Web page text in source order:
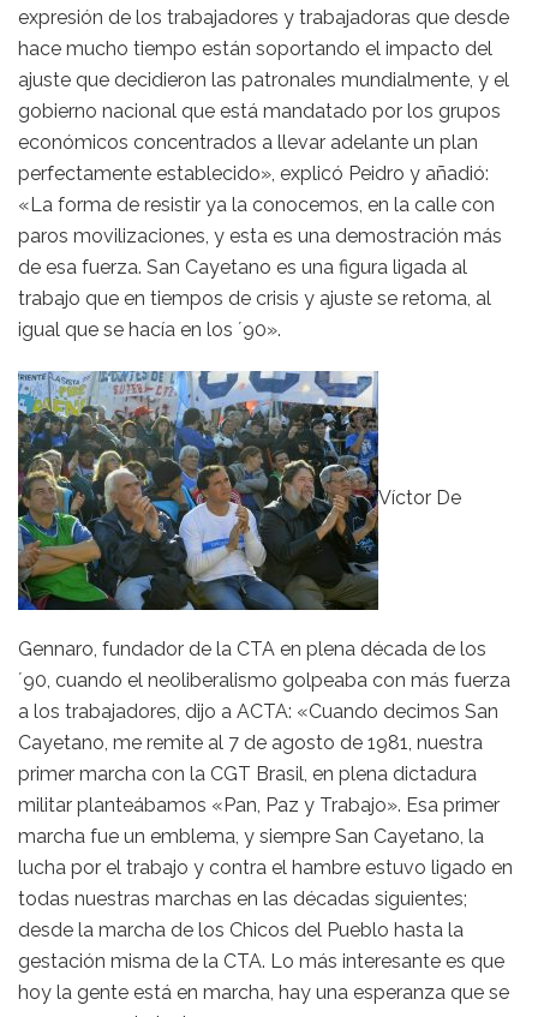
expresión de los trabajadores y trabajadoras que desde
hace mucho tiempo están soportando el impacto del
ajuste que decidieron las patronales mundialmente, y el
gobierno nacional que está mandatado por los grupos
económicos concentrados a llevar adelante un plan
perfectamente establecido», explicó Peidro y añadió:
«La forma de resistir ya la conocemos, en la calle con
paros movilizaciones, y esta es una demostración más
de esa fuerza. San Cayetano es una figura ligada al
trabajo que en tiempos de crisis y ajuste se retoma, al
igual que se hacía en los ´90».
Víctor De
Gennaro, fundador de la CTA en plena década de los
´90, cuando el neoliberalismo golpeaba con más fuerza
a los trabajadores, dijo a ACTA: «Cuando decimos San
Cayetano, me remite al 7 de agosto de 1981, nuestra
primer marcha con la CGT Brasil, en plena dictadura
militar planteábamos «Pan, Paz y Trabajo». Esa primer
marcha fue un emblema, y siempre San Cayetano, la
lucha por el trabajo y contra el hambre estuvo ligado en
todas nuestras marchas en las décadas siguientes;
desde la marcha de los Chicos del Pueblo hasta la
gestación misma de la CTA. Lo más interesante es que
hoy la gente está en marcha, hay una esperanza que se